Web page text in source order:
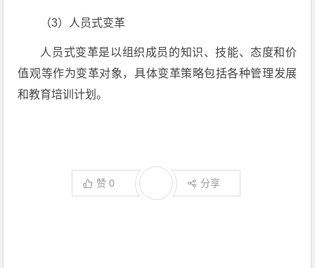
（3）人员式变革
人员式变革是以组织成员的知识、技能、态度和价
值观等作为变革对象，具体变革策略包括各种管理发展
和教育培训计划。
赞0 分享